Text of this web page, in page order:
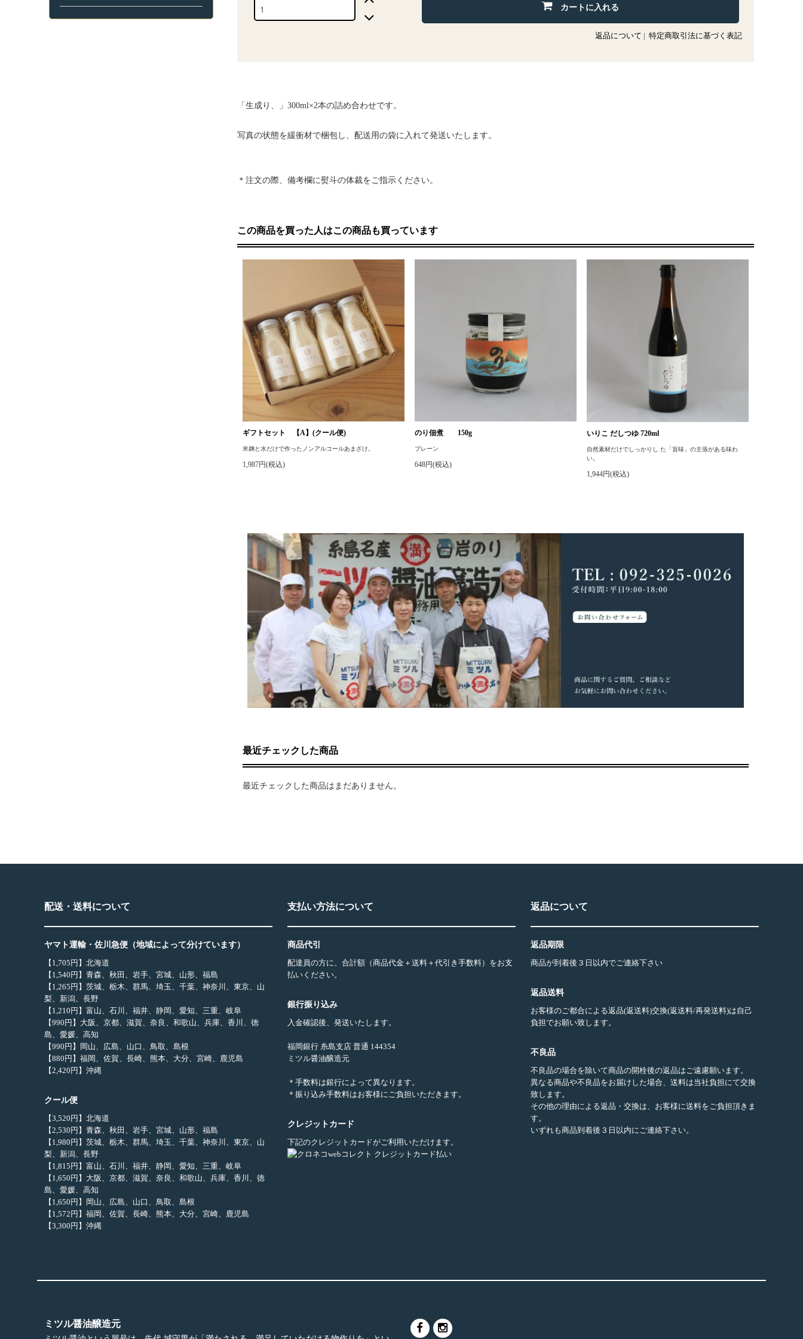
カートに入れる
返品について | 特定商取引法に基づく表記
「生成り、」300ml×2本の詰め合わせです。
写真の状態を緩衝材で梱包し、配送用の袋に入れて発送いたします。
＊注文の際、備考欄に熨斗の体裁をご指示ください。
この商品を買った人はこの商品も買っています
ギフトセット 【A】(クール便)
米麹と水だけで作ったノンアルコールあまざけ。
1,987円(税込)
のり佃煮 150g
プレーン
648円(税込)
いりこ だしつゆ 720ml
自然素材だけでしっかりし た「旨味」の主張がある味わ
い。
1,944円(税込)
最近チェックした商品
最近チェックした商品はまだありません。
配送・送料について
ヤマト運輸・佐川急便（地域によって分けています）
【1,705円】北海道
【1,540円】青森、秋田、岩手、宮城、山形、福島
【1,265円】茨城、栃木、群馬、埼玉、千葉、神奈川、東京、山
梨、新潟、長野
【1,210円】富山、石川、福井、静岡、愛知、三重、岐阜
【990円】大阪、京都、滋賀、奈良、和歌山、兵庫、香川、徳
島、愛媛、高知
【990円】岡山、広島、山口、鳥取、島根
【880円】福岡、佐賀、長崎、熊本、大分、宮崎、鹿児島
【2,420円】沖縄
クール便
【3,520円】北海道
【2,530円】青森、秋田、岩手、宮城、山形、福島
【1,980円】茨城、栃木、群馬、埼玉、千葉、神奈川、東京、山
梨、新潟、長野
【1,815円】富山、石川、福井、静岡、愛知、三重、岐阜
【1,650円】大阪、京都、滋賀、奈良、和歌山、兵庫、香川、徳
島、愛媛、高知
【1,650円】岡山、広島、山口、鳥取、島根
【1,572円】福岡、佐賀、長崎、熊本、大分、宮崎、鹿児島
【3,300円】沖縄
支払い方法について
商品代引
配達員の方に、合計額（商品代金＋送料＋代引き手数料）をお支
払いください。
銀行振り込み
入金確認後、発送いたします。
福岡銀行 糸島支店 普通 144354
ミツル醤油醸造元
＊手数料は銀行によって異なります。
＊振り込み手数料はお客様にご負担いただきます。
クレジットカード
下記のクレジットカードがご利用いただけます。
返品について
返品期限
商品が到着後３日以内でご連絡下さい
返品送料
お客様のご都合による返品(返送料)交換(返送料/再発送料)は自己
負担でお願い致します。
不良品
不良品の場合を除いて商品の開栓後の返品はご遠慮願います。
異なる商品や不良品をお届けした場合、送料は当社負担にて交換
致します。
その他の理由による返品・交換は、お客様に送料をご負担頂きま
す。
いずれも商品到着後３日以内にご連絡下さい。
ミツル醤油醸造元